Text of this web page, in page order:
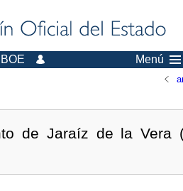
Menú
de Jaraíz de la Vera